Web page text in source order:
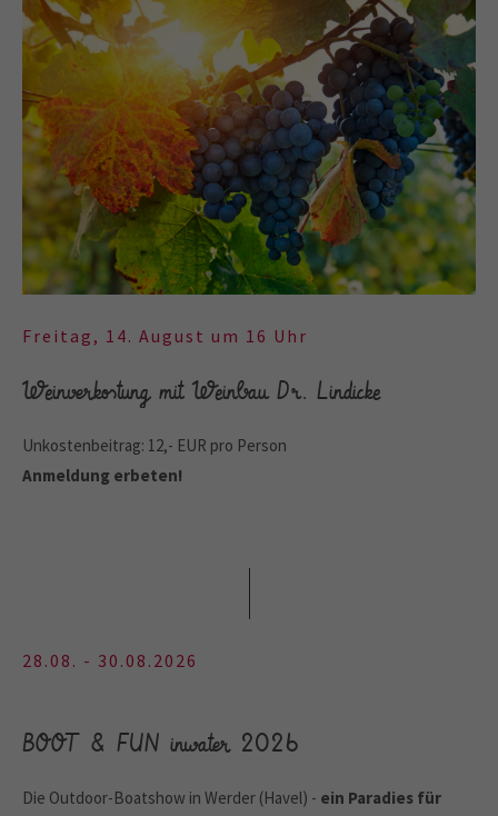
Freitag, 14. August um 16 Uhr
Weinverkostung mit Weinbau Dr. Lindicke
Unkostenbeitrag: 12,- EUR pro Person
Anmeldung erbeten!
28.08. - 30.08.2026
BOOT & FUN inwater 2026
Die Outdoor-Boatshow in Werder (Havel) - ein Paradies für